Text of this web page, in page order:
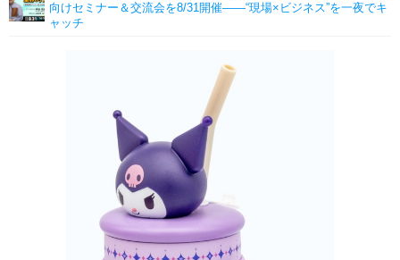
向けセミナー＆交流会を8/31開催――“現場×ビジネス”を一夜でキ
ャッチ